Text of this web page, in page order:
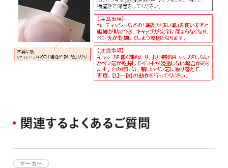
関 連する よ く ある ご質 問
マーカー